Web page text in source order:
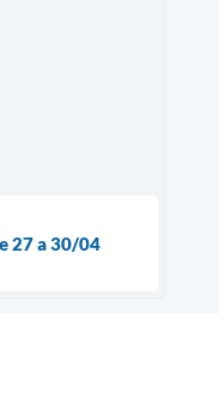
27 a 30/04